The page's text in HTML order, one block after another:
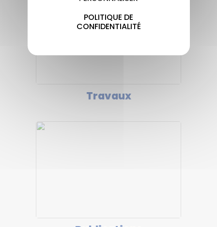
POLITIQUE DE
CONFIDENTIALITÉ
Travaux